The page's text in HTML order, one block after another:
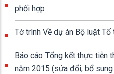
phối hợp
Tờ trình Về dự án Bộ luật
Báo cáo Tổng kết thực tiễn
năm 2015 (sửa đổi, bổ